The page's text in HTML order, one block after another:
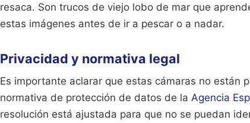
resaca. Son trucos de viejo lobo de mar que
estas imágenes antes de ir a pescar o a nadar.
Privacidad y normativa legal
Es importante aclarar que estas cámaras no están
normativa de protección de datos de la Agencia
resolución está ajustada para que no se puedan